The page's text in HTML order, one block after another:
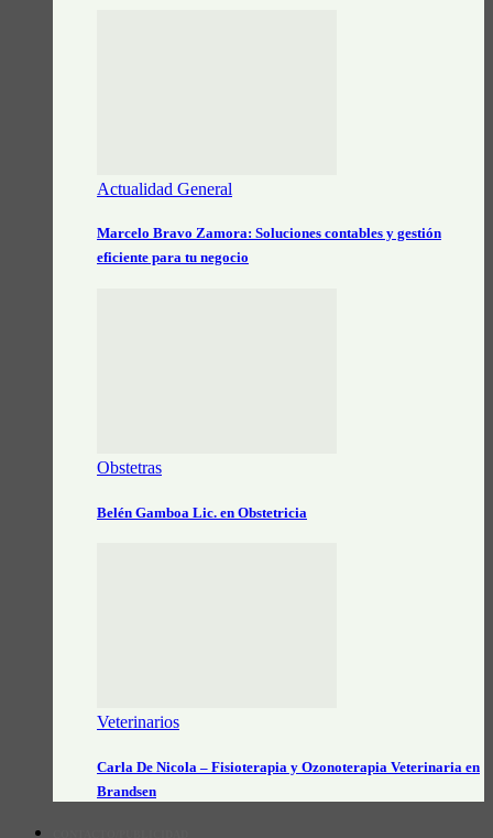
Actualidad General
Marcelo Bravo Zamora: Soluciones contables y gestión
eficiente para tu negocio
Obstetras
Belén Gamboa Lic. en Obstetricia
Veterinarios
Carla De Nicola – Fisioterapia y Ozonoterapia Veterinaria en
Brandsen